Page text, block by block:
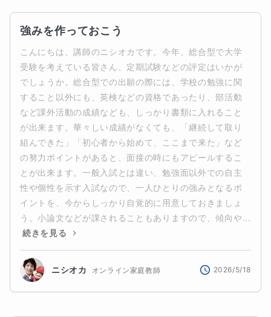
強みを作っておこう
こんにちは、講師のニシオカです。今年、総合型で大学
受験を考えている皆さん、定期試験などの評定はいかが
でしょうか。総合型での出願の際には、学校の勉強に関
すること以外にも、英検などの資格であったり、部活動
など課外活動の成績なども、しっかり書類に入れること
が出来ます。華々しい成績がなくても、「継続して取り
組んできた」「初心者から始めて、ここまで来た」など
の努力ポイントがあると、面接の時にもアピールするこ
とが出来ます。一般入試とは違い、勉強面以外での自主
性や個性を示す入試なので、一人ひとりの強みとなるポ
イントを、今からしっかり自覚的に用意しておきましょ
う。小論文などが課されることもありますので、傾向や...
続きを見る
ニシオカ オンライン家庭教師 2026/5/18